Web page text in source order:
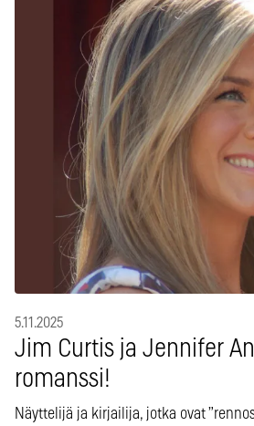
5.11.2025
Jim Curtis ja Jennifer
romanssi!
Näyttelijä ja kirjailija, jotka ovat